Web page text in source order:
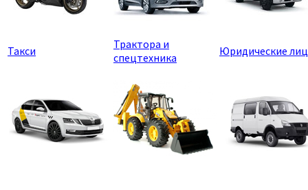
Такси
Трактора и
спецтехника
Юридические